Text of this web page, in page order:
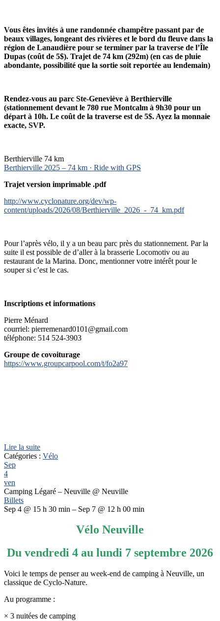
Vous êtes invités à une randonnée champêtre passant par de
beaux villages, longeant des rivières et le bord du fleuve dans la
région de Lanaudière pour se terminer par la traverse de l’Île
Dupas (coût de 5$). Trajet de 74 km (292m) (en cas de pluie
abondante, possibilité que la sortie soit reportée au lendemain)
Rendez-vous au parc Ste-Geneviève à Berthierville
(stationnement devant le 780 rue Montcalm à 9h30 pour un
départ à 10h. Le coût de la traverse est de 5$. Ayez la monnaie
exacte, SVP.
Berthierville 74 km
Berthierville 2025 – 74 km · Ride with GPS
Trajet version imprimable .pdf
http://www.cyclonature.org/dev/wp-
content/uploads/2026/08/Berthierville_2026_-_74_km.pdf
Pour l’après vélo, il y a un beau parc près du stationnement. Par la
suite il est possible de d’aller à la brasserie Locomotiv ou au
restaurant de la Marina. Donc, mentionner votre intérêt pour le
souper si c’est le cas.
Inscriptions et informations
Pierre Ménard
courriel: pierremenard0101@gmail.com
téléphone: 514 524-3903
Groupe de covoiturage
https://www.groupcarpool.com/t/fo2a97
Lire la suite
Catégories : Vélo
Sep
4
ven
Camping Légaré – Neuville @ Neuville
Billets
Sep 4 @ 15 h 30 min – Sep 7 @ 12 h 00 min
Vélo Neuville
Du vendredi 4 au lundi 7 septembre 2026
Voici le temps de penser au week-end de camping à Neuville, un
classique de Cyclo-Nature.
Au programme :
× 3 nuitées de camping